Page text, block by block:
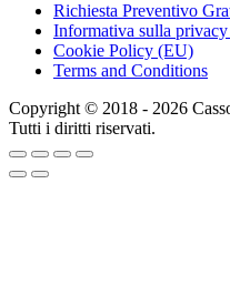
Richiesta Preventivo
Informativa sulla
Cookie Policy (EU)
Terms and Conditions
Copyright © 2018 - 2026
Tutti i diritti riservati.